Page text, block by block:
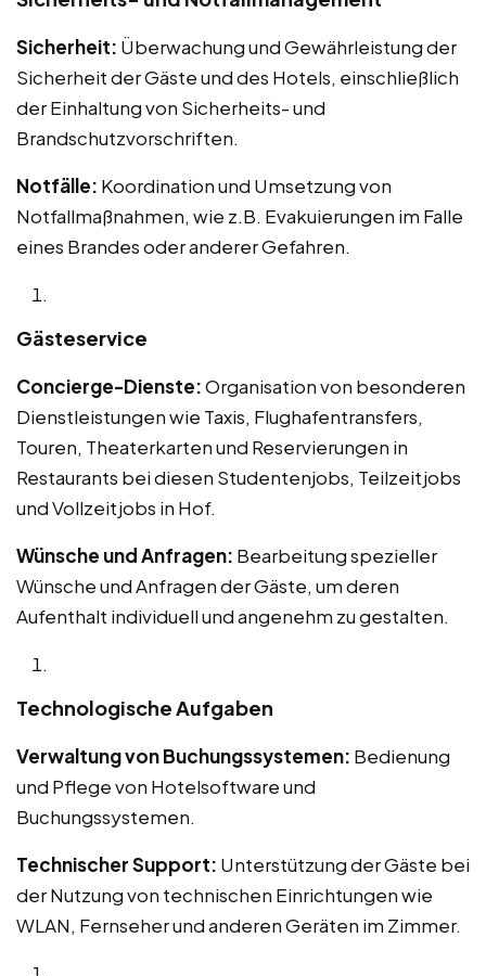
Sicherheit: Überwachung und Gewährleistung der
Sicherheit der Gäste und des Hotels, einschließlich
der Einhaltung von Sicherheits- und
Brandschutzvorschriften.
Notfälle: Koordination und Umsetzung von
Notfallmaßnahmen, wie z.B. Evakuierungen im Falle
eines Brandes oder anderer Gefahren.
Gästeservice
Concierge-Dienste:Organisation von besonderen
Dienstleistungen wie Taxis, Flughafentransfers,
Touren, Theaterkarten und Reservierungen in
Restaurants bei diesen Studentenjobs, Teilzeitjobs
und Vollzeitjobs in Hof.
Wünsche und Anfragen: Bearbeitung spezieller
Wünsche und Anfragen der Gäste, um deren
Aufenthalt individuell und angenehm zu gestalten.
Technologische Aufgaben
Verwaltung von Buchungssystemen: Bedienung
und Pflege von Hotelsoftware und
Buchungssystemen.
Technischer Support: Unterstützung der Gäste bei
der Nutzung von technischen Einrichtungen wie
WLAN, Fernseher und anderen Geräten im Zimmer.